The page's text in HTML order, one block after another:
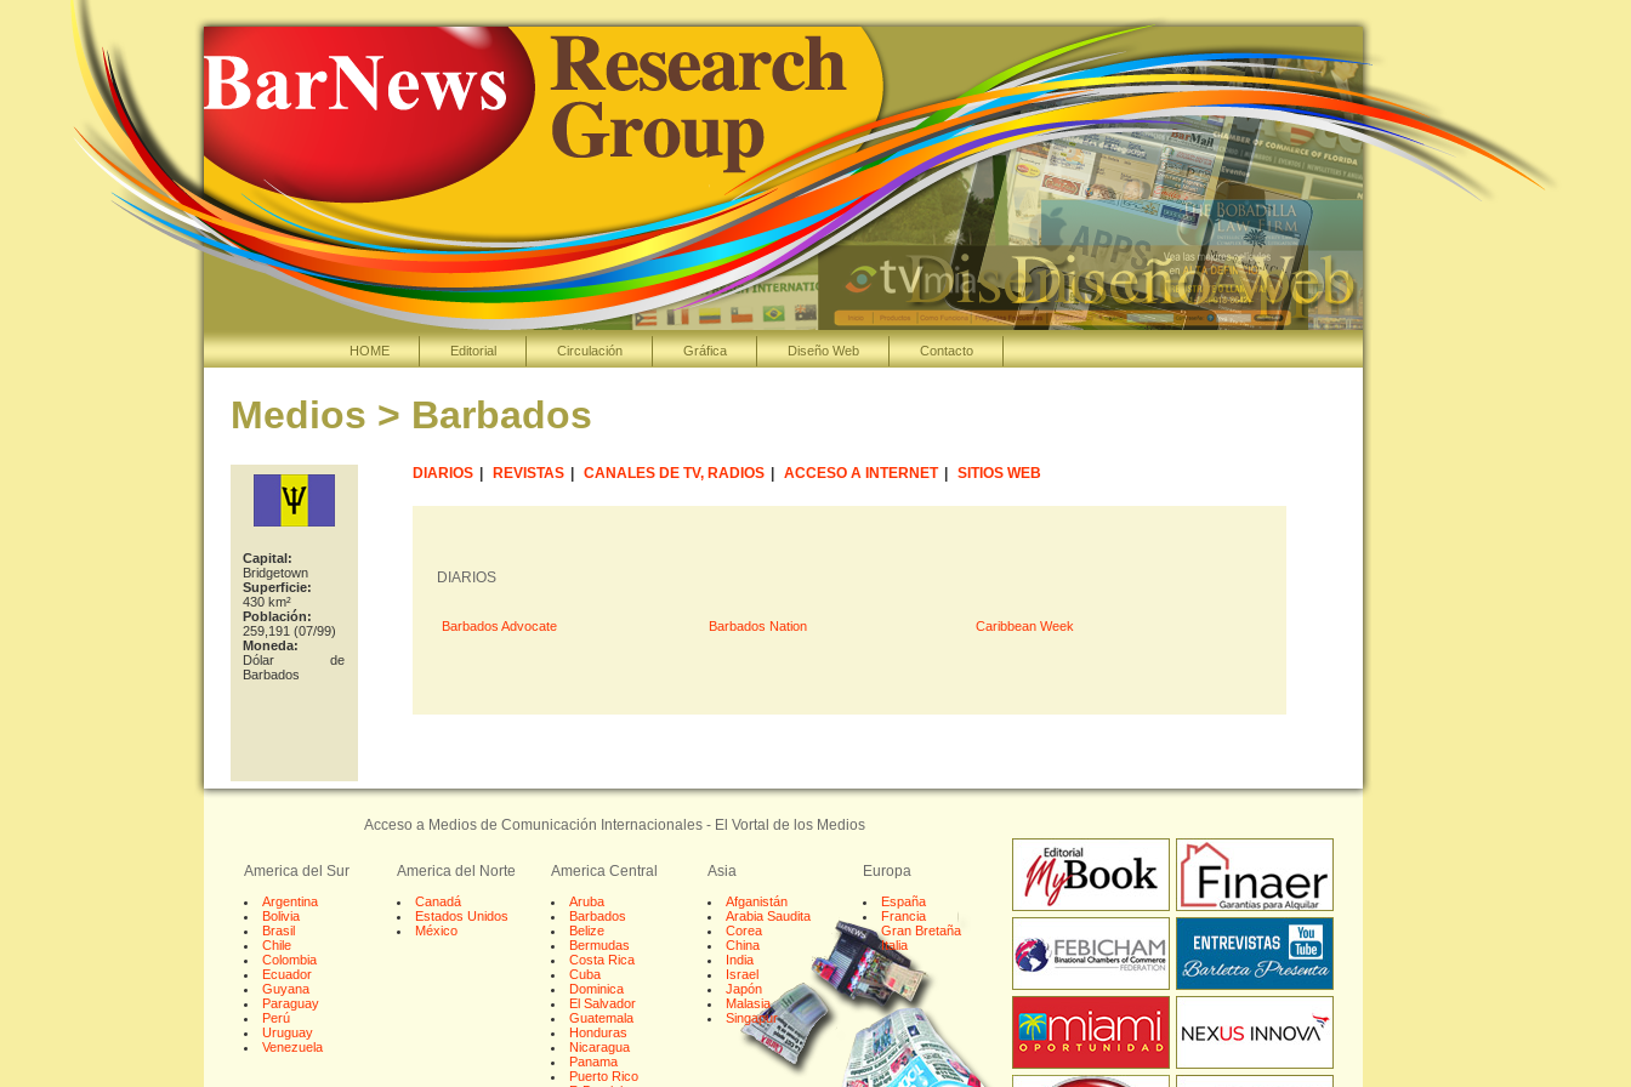
HOME Editorial Circulación Gráfica Diseño Web Contacto
Medios > Barbados
Capital:
Bridgetown
Superficie:
430 km²
Población:
259,191 (07/99)
Moneda:
Dólar de
Barbados
DIARIOS | REVISTAS | CANALES DE TV, RADIOS | ACCESO A INTERNET | SITIOS WEB
DIARIOS
Barbados Advocate Barbados Nation Caribbean Week
Acceso a Medios de Comunicación Internacionales - El Vortal de los Medios
America del Sur America del Norte America Central Asia Europa
Argentina
Bolivia
Brasil
Chile
Colombia
Ecuador
Guyana
Paraguay
Perú
Uruguay
Venezuela
Canadá
Estados Unidos
México
Aruba
Barbados
Belize
Bermudas
Costa Rica
Cuba
Dominica
El Salvador
Guatemala
Honduras
Nicaragua
Panama
Puerto Rico
Afganistán
Arabia Saudita
Corea
China
India
Israel
Japón
Malasia
Singapur
España
Francia
Gran Bretaña
Italia